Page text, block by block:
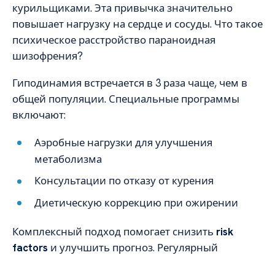
курильщиками. Эта привычка значительно
повышает нагрузку на сердце и сосуды. Что такое
психическое расстройство параноидная
шизофрения?
Гиподинамия встречается в 3 раза чаще, чем в
общей популяции. Специальные программы
включают:
Аэробные нагрузки для улучшения
метаболизма
Консультации по отказу от курения
Диетическую коррекцию при ожирении
Комплексный подход помогает снизить risk
factors и улучшить прогноз. Регулярный